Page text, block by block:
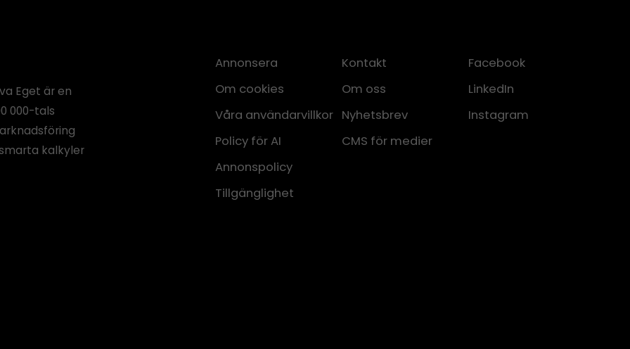
Eget är en
000-tals
kalkyler
Annonsera
Om cookies
Våra användarvillkor
Policy för AI
Annonspolicy
Tillgänglighet
Kontakt
Om oss
Nyhetsbrev
CMS för medier
Facebook
LinkedIn
Instagram